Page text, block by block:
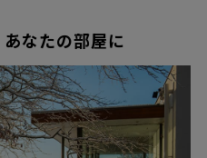
なたの部屋に